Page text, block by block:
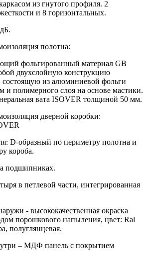
из гнутого профиля. 2
и 8 горизонтальных.
полотна:
фольгированный материал GB
двухслойную конструкцию
из алюминиевой фольги
и полимерного слоя на основе мастики.
вата ISOVER толщиной 50 мм.
дверной коробки:
D-образный по периметру полотна и
короба.
подшипниках.
в петлевой части, интегрированная
- высококачественная окраска
порошкового напыления, цвет: Ral
полуглянцевая.
– МДФ панель с покрытием